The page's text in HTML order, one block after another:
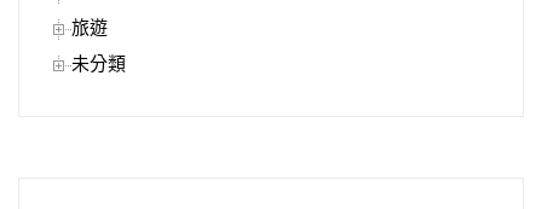
旅遊
未分類